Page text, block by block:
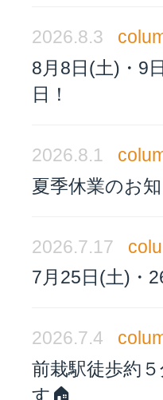
2026.8.3
8月8日(土)・9
日！
2026.8.1
夏季休業のお
2026.7.17
7月25日(土)・
2026.7.4
前栽駅徒歩約
す🏠